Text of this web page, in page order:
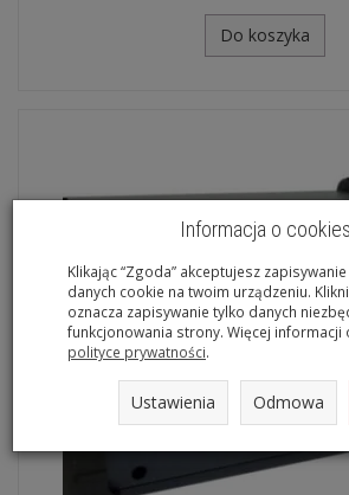
Do koszyka
Informacja o cookies
Klikając “Zgoda” akceptujesz
danych cookie na twoim urządzeniu.
oznacza zapisywanie tylko danych
funkcjonowania strony. Więcej informacji
polityce prywatności.
Ustawienia Odmowa